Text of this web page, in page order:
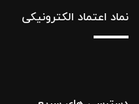
نماد اعتماد الکترونیکی